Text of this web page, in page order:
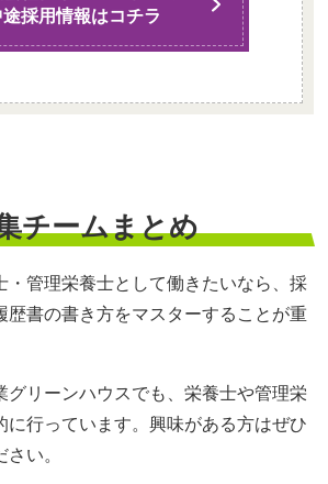
途採用情報はコチラ
チームまとめ
・管理栄養士として働きたいなら、採
歴書の書き方をマスターすることが重
グリーンハウスでも、栄養士や管理栄
に行っています。興味がある方はぜひ
い。